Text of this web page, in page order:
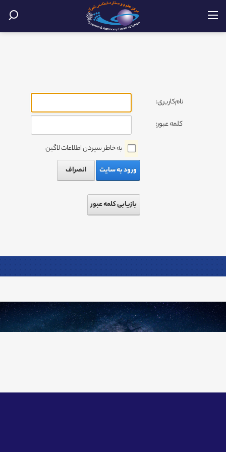
نام‌کاربری:
کلمه عبور:
به خاطر سپردن اطلاعات لاگین
ورود به سایت
انصراف
بازیابی کلمه عبور